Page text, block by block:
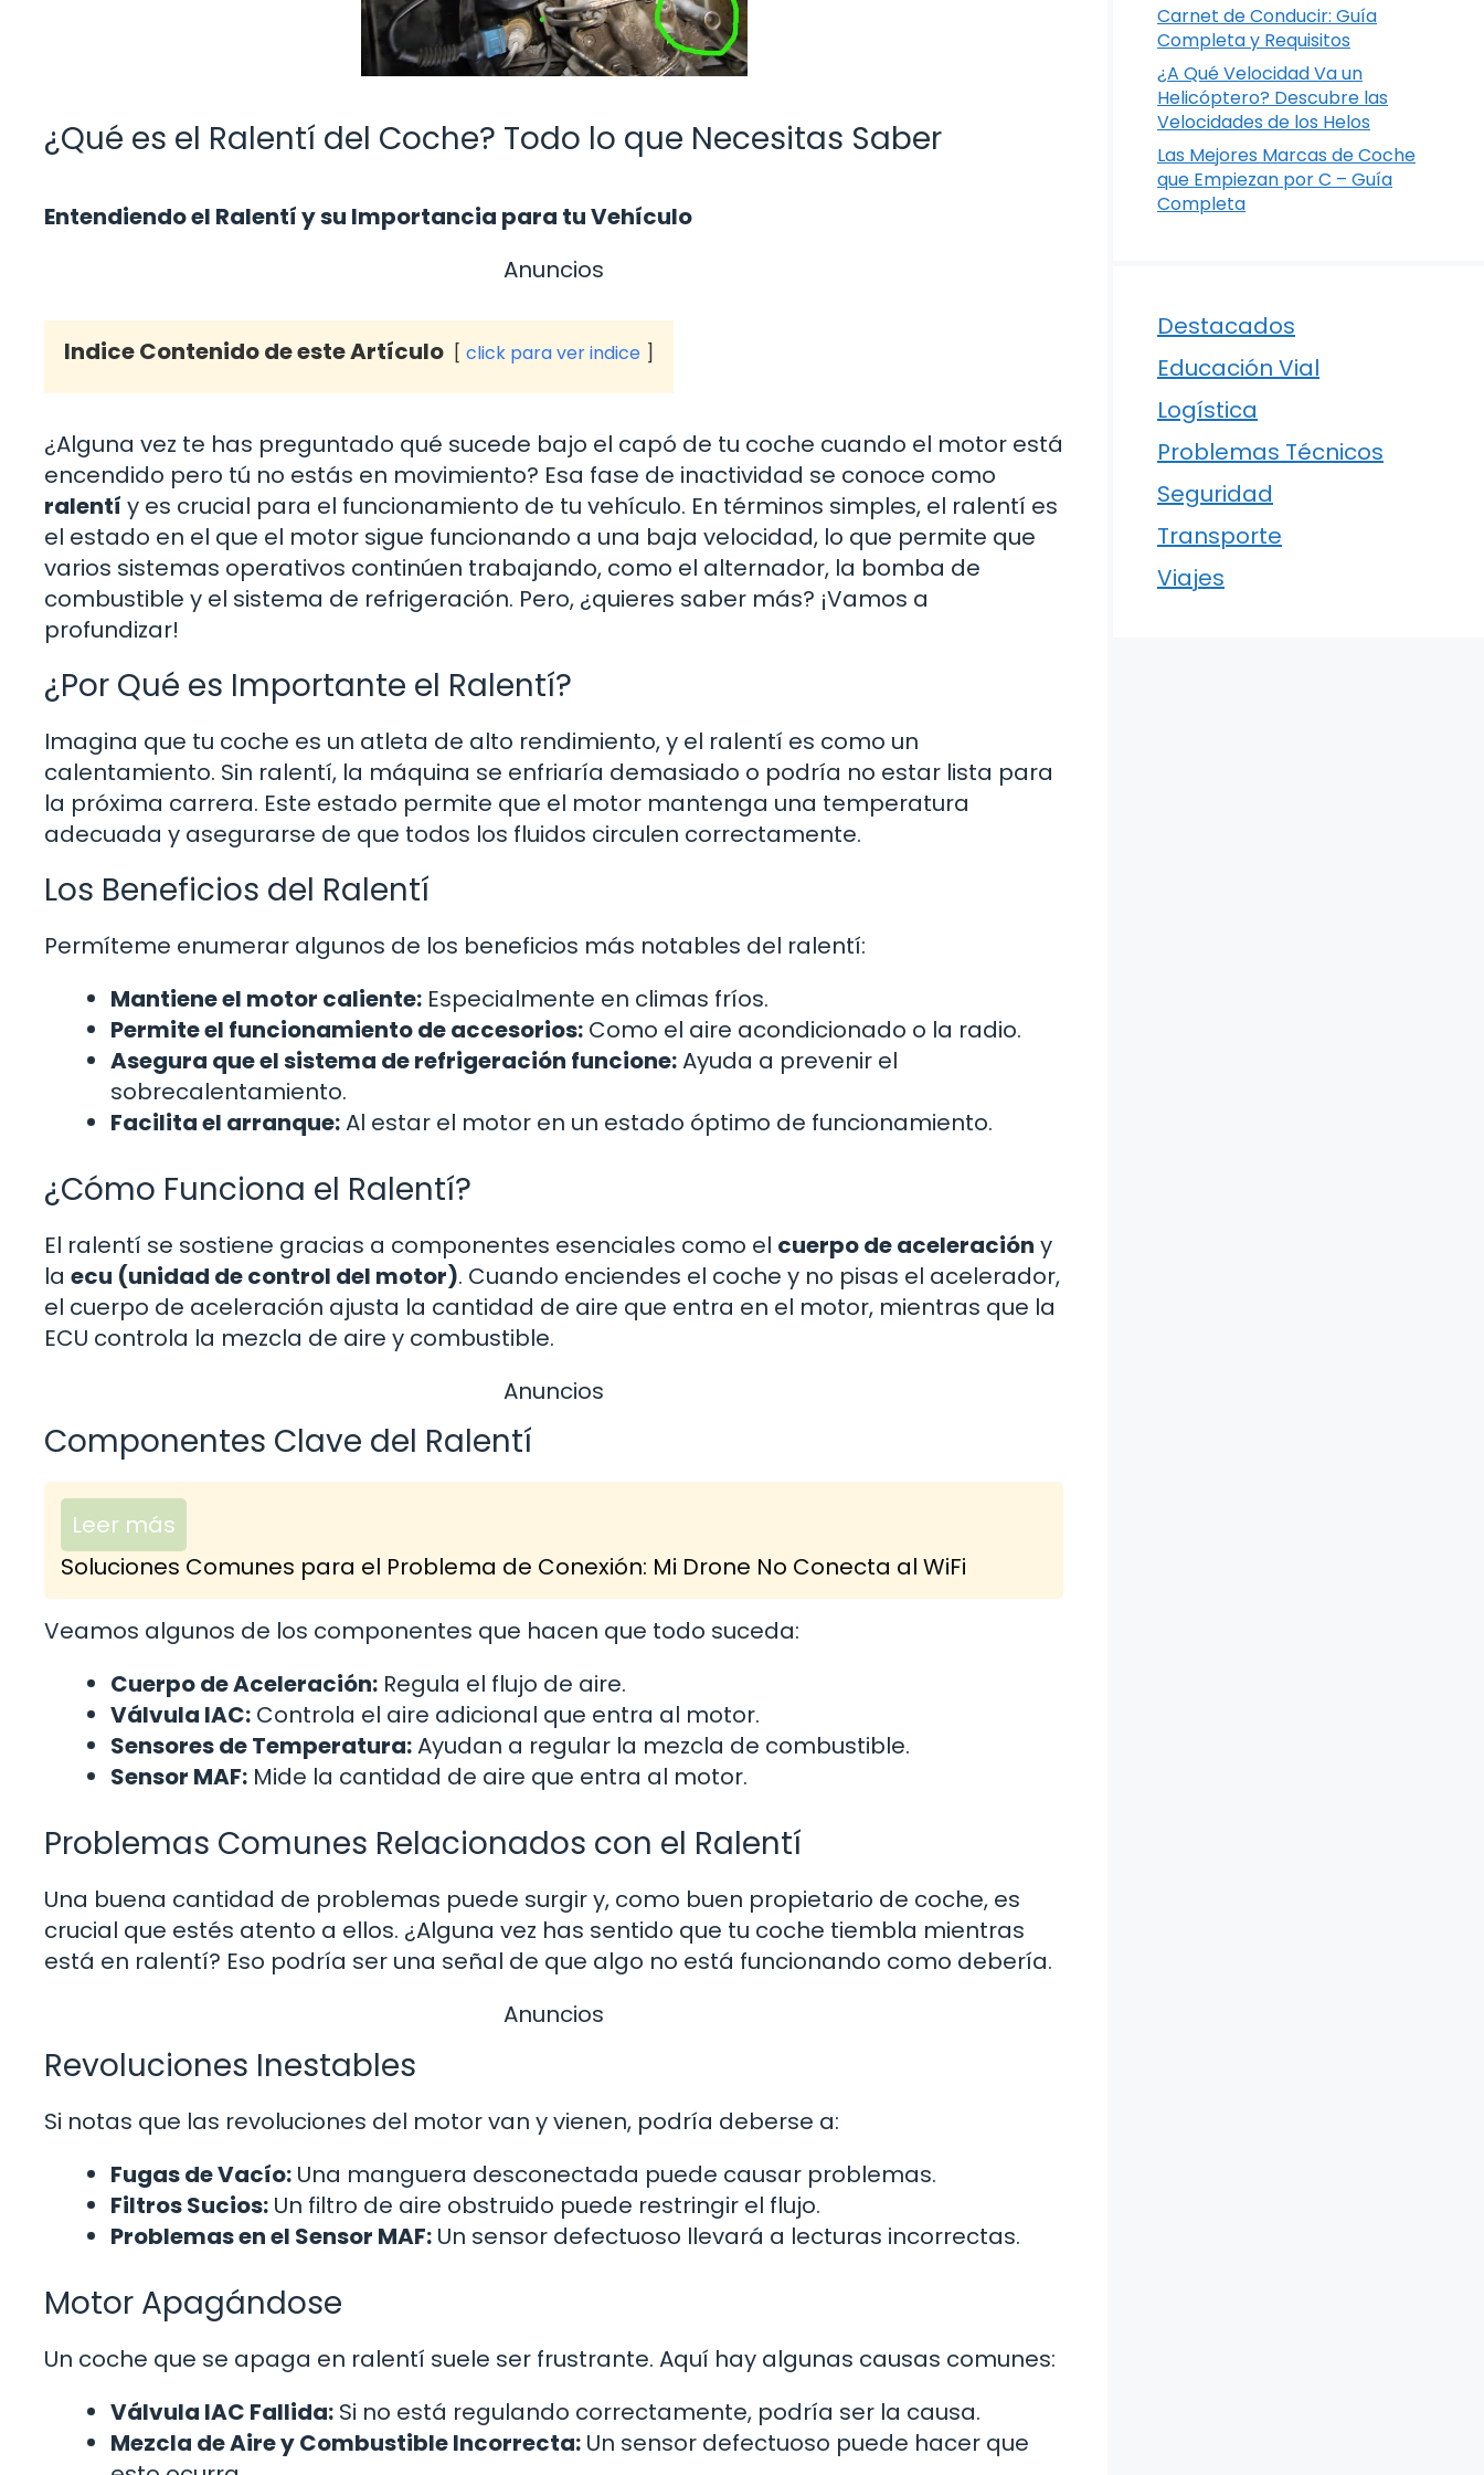
¿Qué es el Ralentí del Coche? Todo lo que Necesitas Saber
Entendiendo el Ralentí y su Importancia para tu Vehículo
Anuncios
Indice Contenido de este Artículo click para ver indice
¿Alguna vez te has preguntado qué sucede bajo el capó de tu coche cuando el motor está
encendido pero tú no estás en movimiento? Esa fase de inactividad se conoce como
ralentí y es crucial para el funcionamiento de tu vehículo. En términos simples, el ralentí es
el estado en el que el motor sigue funcionando a una baja velocidad, lo que permite que
varios sistemas operativos continúen trabajando, como el alternador, la bomba de
combustible y el sistema de refrigeración. Pero, ¿quieres saber más? ¡Vamos a
profundizar!
¿Por Qué es Importante el Ralentí?
Imagina que tu coche es un atleta de alto rendimiento, y el ralentí es como un
calentamiento. Sin ralentí, la máquina se enfriaría demasiado o podría no estar lista para
la próxima carrera. Este estado permite que el motor mantenga una temperatura
adecuada y asegurarse de que todos los fluidos circulen correctamente.
Los Beneficios del Ralentí
Permíteme enumerar algunos de los beneficios más notables del ralentí:
Mantiene el motor caliente: Especialmente en climas fríos.
Permite el funcionamiento de accesorios: Como el aire acondicionado o la radio.
Asegura que el sistema de refrigeración funcione:Ayuda a prevenir el
sobrecalentamiento.
Facilita el arranque:Al estar el motor en un estado óptimo de funcionamiento.
¿Cómo Funciona el Ralentí?
El ralentí se sostiene gracias a componentes esenciales como el cuerpo de aceleración y
la ecu (unidad de control del motor). Cuando enciendes el coche y no pisas el acelerador,
el cuerpo de aceleración ajusta la cantidad de aire que entra en el motor, mientras que la
ECU controla la mezcla de aire y combustible.
Anuncios
Componentes Clave del Ralentí
Leer más
Soluciones Comunes para el Problema de Conexión: Mi Drone No Conecta al WiFi
Veamos algunos de los componentes que hacen que todo suceda:
Cuerpo de Aceleración: Regula el flujo de aire.
Válvula IAC: Controla el aire adicional que entra al motor.
Sensores de Temperatura:Ayudan a regular la mezcla de combustible.
Sensor MAF: Mide la cantidad de aire que entra al motor.
Problemas Comunes Relacionados con el Ralentí
Una buena cantidad de problemas puede surgir y, como buen propietario de coche, es
crucial que estés atento a ellos. ¿Alguna vez has sentido que tu coche tiembla mientras
está en ralentí? Eso podría ser una señal de que algo no está funcionando como debería.
Anuncios
Revoluciones Inestables
Si notas que las revoluciones del motor van y vienen, podría deberse a:
Fugas de Vacío: Una manguera desconectada puede causar problemas.
Filtros Sucios: Un filtro de aire obstruido puede restringir el flujo.
Problemas en el Sensor MAF: Un sensor defectuoso llevará a lecturas incorrectas.
Motor Apagándose
Un coche que se apaga en ralentí suele ser frustrante. Aquí hay algunas causas comunes:
Válvula IAC Fallida: Si no está regulando correctamente, podría ser la causa.
Mezcla de Aire y Combustible Incorrecta: Un sensor defectuoso puede hacer que
Carnet de Conducir: Guía
Completa y Requisitos
¿A Qué Velocidad Va un
Helicóptero? Descubre las
Velocidades de los Helos
Las Mejores Marcas de Coche
que Empiezan por C – Guía
Completa
Destacados
Educación Vial
Logística
Problemas Técnicos
Seguridad
Transporte
Viajes